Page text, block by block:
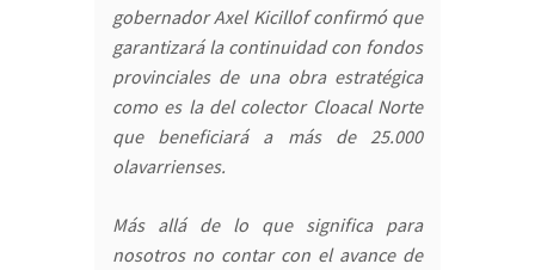
gobernador Axel Kicillof confirmó que
garantizará la continuidad con fondos
provinciales de una obra estratégica
como es la del colector Cloacal Norte
que beneficiará a más de 25.000
olavarrienses.
Más allá de lo que significa para
nosotros no contar con el avance de